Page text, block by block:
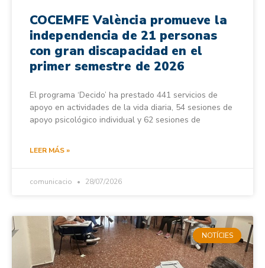
COCEMFE València promueve la
independencia de 21 personas
con gran discapacidad en el
primer semestre de 2026
El programa ‘Decido’ ha prestado 441 servicios de
apoyo en actividades de la vida diaria, 54 sesiones de
apoyo psicológico individual y 62 sesiones de
LEER MÁS »
comunicacio 28/07/2026
NOTÍCIES